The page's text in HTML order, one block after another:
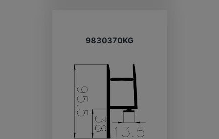
9830370KG